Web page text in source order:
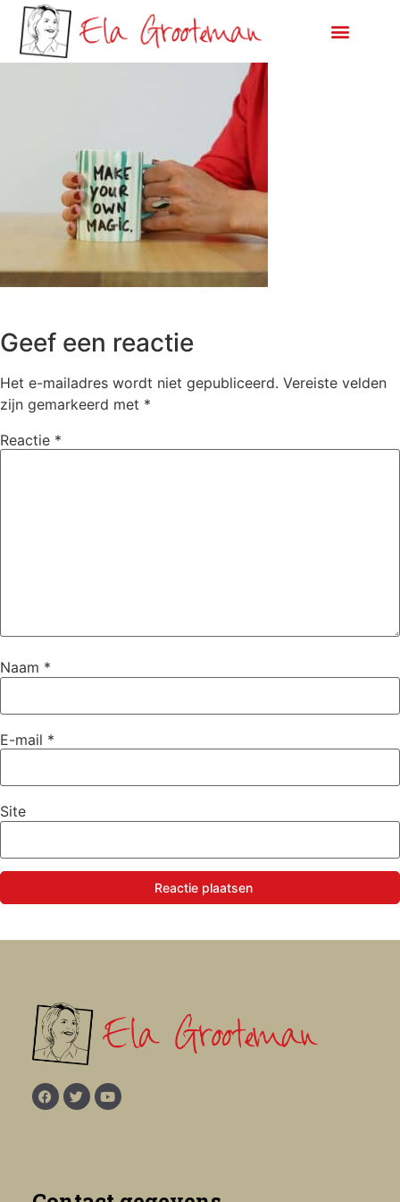
Geef een reactie
Het e-mailadres wordt niet gepubliceerd. Vereiste velden
zijn gemarkeerd met *
Reactie *
Naam *
E-mail *
Site
Reactie plaatsen